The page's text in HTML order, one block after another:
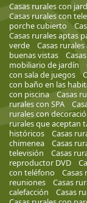
Casas rurales con
Casas rurales con
porche cubierto
Casas rurales aptas
verde
Casas
buenas vistas
mobiliario de jardín
con sala de juegos
con baño en las
con piscina
Casas
rurales con SPA
rurales con
rurales que aceptan
históricos
Casas
chimenea
Casas
televisión
Casas
reproductor DVD
con teléfono
Casas
reuniones
Casas
calefacción
Casas